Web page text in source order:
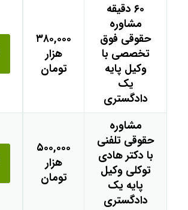
۶۰ دقیقه
مشاوره
حقوقی فوق
تخصصی با
وکیل پایه
یک
دادگستری
۳۸۰,۰۰۰
هزار
تومان
مشاوره
حقوقی تلفنی
با دکتر هادی
توکلی وکیل
پایه یک
دادگستری
۵۰۰,۰۰۰
هزار
تومان